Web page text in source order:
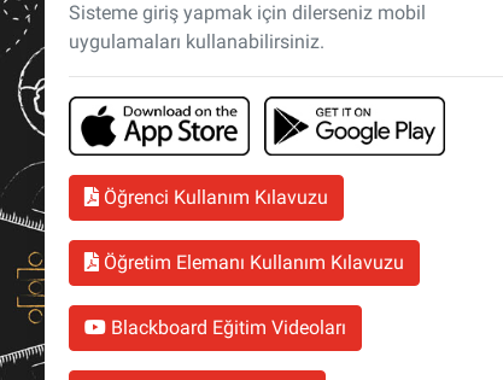
Sisteme giriş yapmak için dilerseniz mobil
uygulamaları kullanabilirsiniz.
Öğrenci Kullanım Kılavuzu
Öğretim Elemanı Kullanım Kılavuzu
Blackboard Eğitim Videoları